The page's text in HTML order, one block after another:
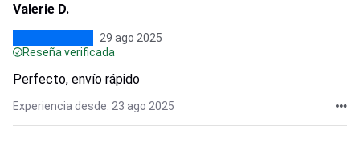
Valerie D.
29 ago 2025
Reseña verificada
Perfecto, envío rápido
Experiencia desde: 23 ago 2025